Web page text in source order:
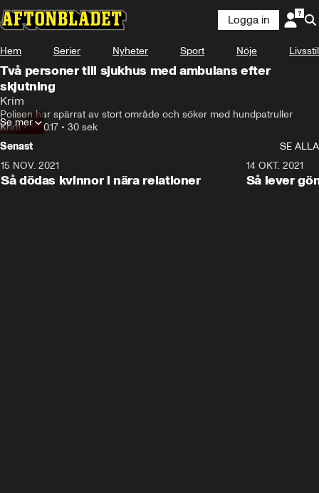
Logga in
Hem Serier Nyheter Sport Nöje Livsstil
Två personer till sjukhus med ambulans efter
skjutning
Krim
Polisen har spärrat av stort område och söker med hundpatruller
Krim•19.10.17 • 30 sek
Se mer
Senast
SE ALLA
15 NOV. 2021
Så dödas kvinnor i nära relationer
14 OKT. 2021
Så lever